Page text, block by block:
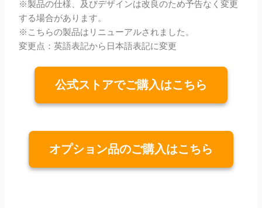
※製品の仕様、及びデザインは改良のため予告なく変更
する場合があります。
※こちらの製品はリニューアルされました。
変更点：英語表記から日本語表記に変更
公式ストアでご購入はこちら
オプション品のご購入はこちら